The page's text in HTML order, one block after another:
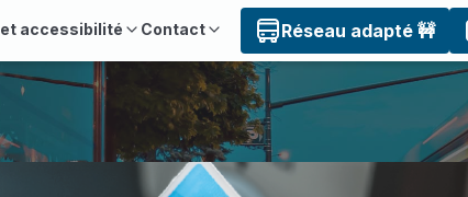
accessibilité Contact Réseau adapté 🚧